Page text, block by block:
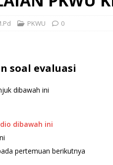
PKWU 0
soal evaluasi
dibawah ini
dibawah ini
pertemuan berikutnya